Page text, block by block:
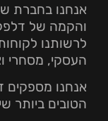
אנחנו בחברת
והקמה של
לרשותנו
העסקי, מסחרי
אנחנו מספקים
הטובים ביותר